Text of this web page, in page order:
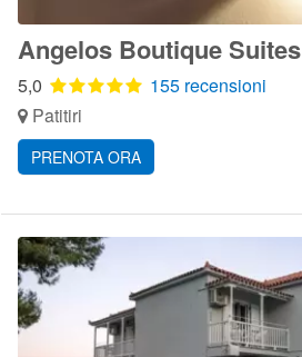
Angelos Boutique Suites
5,0
155 recensioni
Patitiri
PRENOTA ORA